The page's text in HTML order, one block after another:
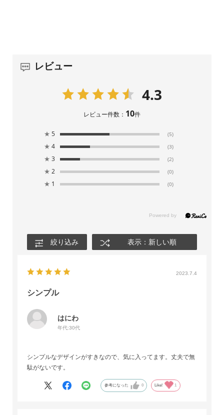
レビュー
4.3
レビュー件数： 10件
★ 5 (5)
★ 4 (3)
★ 3 (2)
★ 2 (0)
★ 1 (0)
絞り込み 表示：新しい順
2023.7.4
シンプル
はにわ
年代:30代
シンプルなデザインがすきなので、気に入ってます。丈夫で無
駄がないです。
参考になった 0 Like! 1